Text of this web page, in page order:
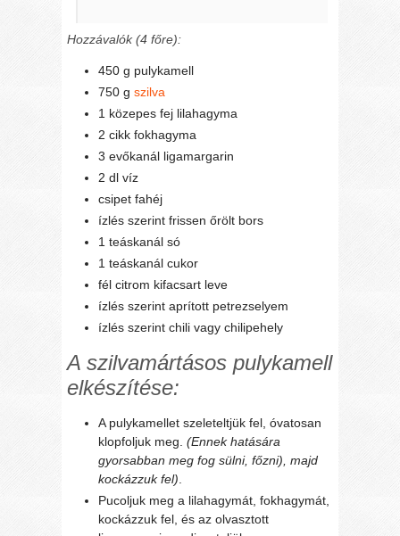
Hozzávalók (4 főre):
450 g pulykamell
750 gszilva
1 közepes fej lilahagyma
2 cikk fokhagyma
3 evőkanál ligamargarin
2 dl víz
csipet fahéj
ízlés szerint frissen őrölt bors
1 teáskanál só
1 teáskanál cukor
fél citrom kifacsart leve
ízlés szerint aprított petrezselyem
ízlés szerint chili vagy chilipehely
A szilvamártásos pulykamell
elkészítése:
A pulykamellet szeleteltjük fel, óvatosan
klopfoljuk meg.(Ennek hatására
gyorsabban meg fog sülni, főzni), majd
kockázzuk fel)
Pucoljuk meg a lilahagymát, fokhagymát,
kockázzuk fel, és az olvasztott